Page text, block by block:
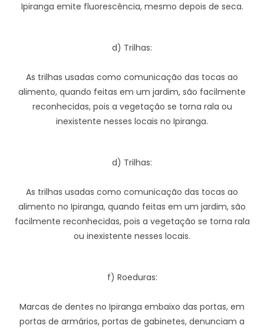
Ipiranga emite fluorescência, mesmo depois de seca.
d) Trilhas:
As trilhas usadas como comunicação das tocas ao
alimento, quando feitas em um jardim, são facilmente
reconhecidas, pois a vegetação se torna rala ou
inexistente nesses locais no Ipiranga.
d) Trilhas:
As trilhas usadas como comunicação das tocas ao
alimento no Ipiranga, quando feitas em um jardim, são
facilmente reconhecidas, pois a vegetação se torna rala
ou inexistente nesses locais.
f) Roeduras:
Marcas de dentes no Ipiranga embaixo das portas, em
portas de armários, portas de gabinetes, denunciam a